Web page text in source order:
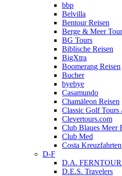
bbp
Belvilla
Bentour Reisen
Berge & Meer
BG Tours
Biblische Reisen
BigXtra
Boomerang Reisen
Bucher
byebye
Casamundo
Chamäleon Reisen
Classic Golf
Clevertours.com
Club Blaues Meer
Club Med
Costa Kreuzfahrten
D-F
D.A.
D.E.S. Travelers